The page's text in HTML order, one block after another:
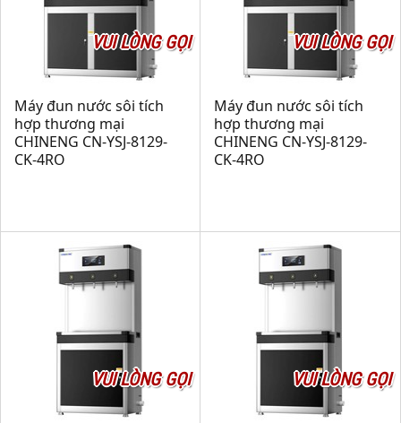
VUI LÒNG GỌI
Máy đun nước sôi tích
hợp thương mại
CHINENG CN-YSJ-8129-
CK-4RO
VUI LÒNG GỌI
Máy đun nước sôi tích
hợp thương mại
CHINENG CN-YSJ-8129-
CK-4RO
VUI LÒNG GỌI VUI LÒNG GỌI